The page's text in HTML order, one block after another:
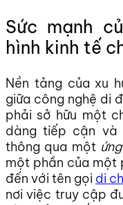
Sức mạnh
hình kinh tế
Nền tảng của xu
giữa công nghệ di
phải sở hữu một
dàng tiếp cận và
thông qua một
một phần của một
đến với tên gọi di
nơi việc truy cập